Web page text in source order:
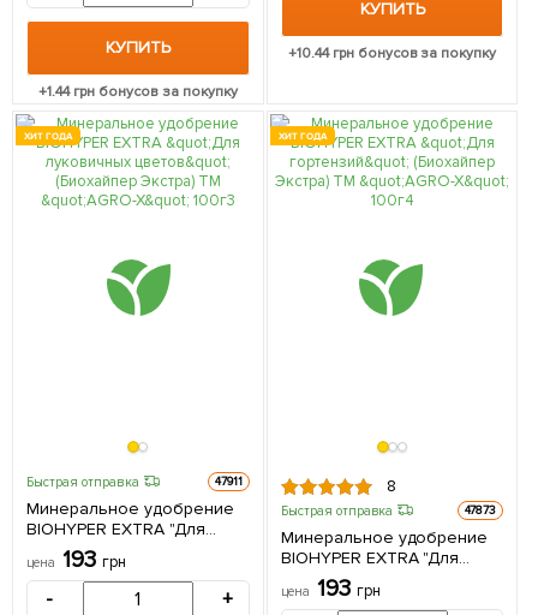
КУПИТЬ
+1.44грн бонусов за покупку
КУПИТЬ
+10.44грн бонусов за покупку
ХИТ ГОДА
Быстрая отправка 47911
Минеральное удобрение
BIOHYPER EXTRA "Для
луковичных цветов"
(Биохайпер Экстра) ТМ
"AGRO-X" 100г
цена 193 грн
- +
ХИТ ГОДА
8
Быстрая отправка 47873
Минеральное удобрение
BIOHYPER EXTRA "Для
гортензий" (Биохайпер
Экстра) ТМ "AGRO-X" 100г
цена 193 грн